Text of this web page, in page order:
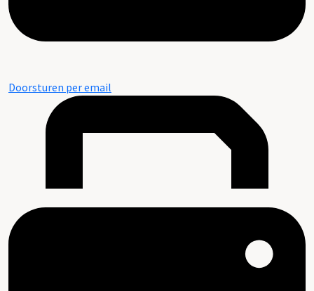
Doorsturen per email